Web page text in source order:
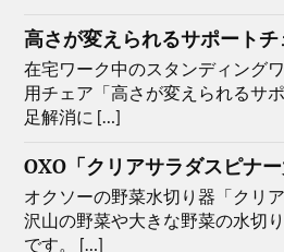
高さが変えられるサポートチ
在宅ワーク中のスタンディング
用チェア「高さが変えられるサ
足解消に […]
OXO「クリアサラダスピナー
オクソーの野菜水切り器「クリ
沢山の野菜や大きな野菜の水切
です。 […]